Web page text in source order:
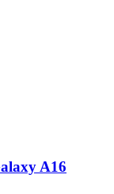
A16